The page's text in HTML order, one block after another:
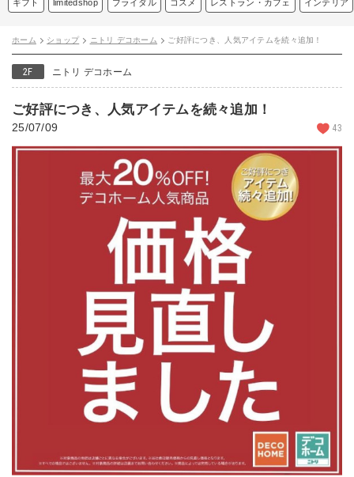
ギフト limitedshop ブライダル コスメ レストラン・カフェ インテリア
ホーム ショップ ニトリ デコホーム ご好評につき、人気アイテムを続々追加！
2F ニトリ デコホーム
ご好評につき、人気アイテムを続々追加！
25/07/09 43